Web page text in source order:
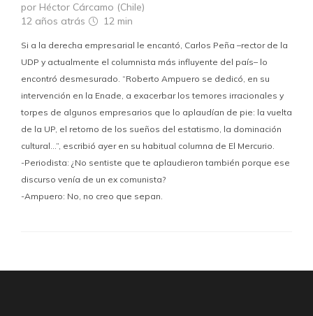
por Héctor Cárcamo (Chile)
12 años atrás
12 min
Si a la derecha empresarial le encantó, Carlos Peña –rector de la
UDP y actualmente el columnista más influyente del país– lo
encontró desmesurado. “Roberto Ampuero se dedicó, en su
intervención en la Enade, a exacerbar los temores irracionales y
torpes de algunos empresarios que lo aplaudían de pie: la vuelta
de la UP, el retorno de los sueños del estatismo, la dominación
cultural…”, escribió ayer en su habitual columna de El Mercurio.
-Periodista: ¿No sentiste que te aplaudieron también porque ese
discurso venía de un ex comunista?
-Ampuero: No, no creo que sepan.